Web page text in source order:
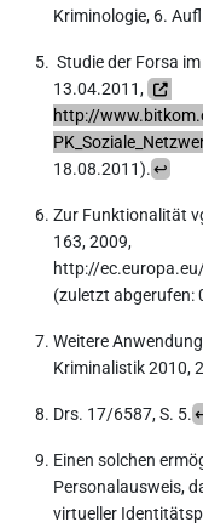
Kriminologie, 6.
Studie der Forsa
13.04.2011,
http://
18.08.2011).↩︎
Zur Funktionalität
163, 2009,
http://
(zuletzt abgerufen:
Weitere
Kriminalistik 2010,
Drs. 17/6587, S. 5.
Einen solchen
Personalausweis,
virtueller